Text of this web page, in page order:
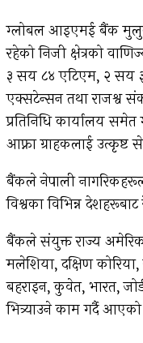
ग्लोबल आइएमई बैंक
रहेको निजी क्षेत्रको
३ सय ८४ एटिएम, २ सय
एक्सटेन्सन तथा राजश्व
प्रतिनिधि कार्यालय समेत
आफ्ना ग्राहकलाई उत्कृष्ट
बैंकले नेपाली
विश्वका विभिन्न
बैंकले संयुक्त राज्य
मलेशिया, दक्षिण
बहराइन, कुवेत, भारत,
भित्र्याउने काम गर्दै